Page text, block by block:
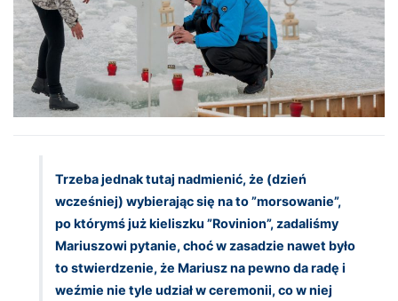
Trzeba jednak tutaj nadmienić, że (dzień
wcześniej) wybierając się na to ”morsowanie”,
po którymś już kieliszku ”Rovinion”, zadaliśmy
Mariuszowi pytanie, choć w zasadzie nawet było
to stwierdzenie, że Mariusz na pewno da radę i
weźmie nie tyle udział w ceremonii, co w niej